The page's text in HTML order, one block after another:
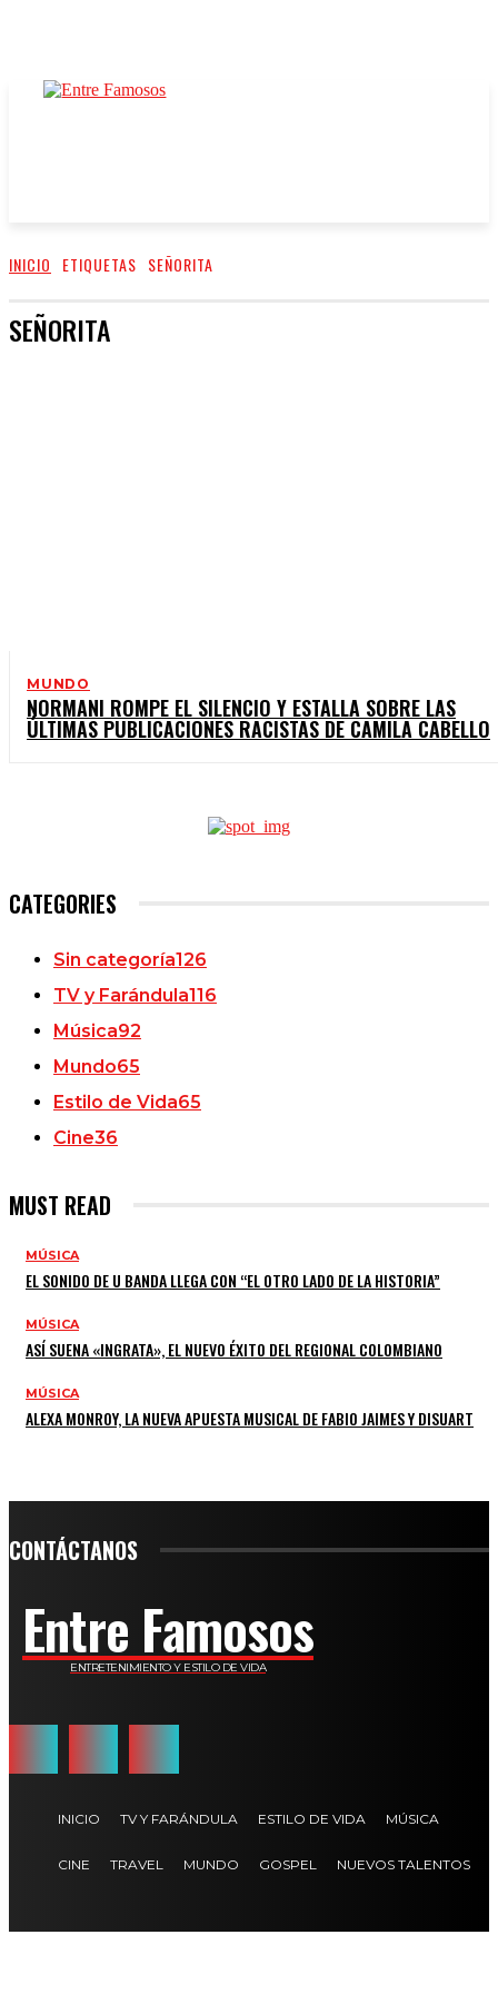
INICIO ETIQUETAS SEÑORITA
SEÑORITA
MUNDO
NORMANI ROMPE EL SILENCIO Y ESTALLA SOBRE LAS
ÚLTIMAS PUBLICACIONES RACISTAS DE CAMILA CABELLO
CATEGORIES
Sin categoría126
TV y Farándula116
Música92
Mundo65
Estilo de Vida65
Cine36
MUST READ
MÚSICA
EL SONIDO DE U BANDA LLEGA CON “EL OTRO LADO DE LA HISTORIA”
MÚSICA
ASÍ SUENA «INGRATA», EL NUEVO ÉXITO DEL REGIONAL COLOMBIANO
MÚSICA
ALEXA MONROY, LA NUEVA APUESTA MUSICAL DE FABIO JAIMES Y DISUART
CONTÁCTANOS
Entre Famosos
ENTRETENIMIENTO Y ESTILO DE VIDA
INICIO TV Y FARÁNDULA ESTILO DE VIDA MÚSICA
CINE TRAVEL MUNDO GOSPEL NUEVOS TALENTOS